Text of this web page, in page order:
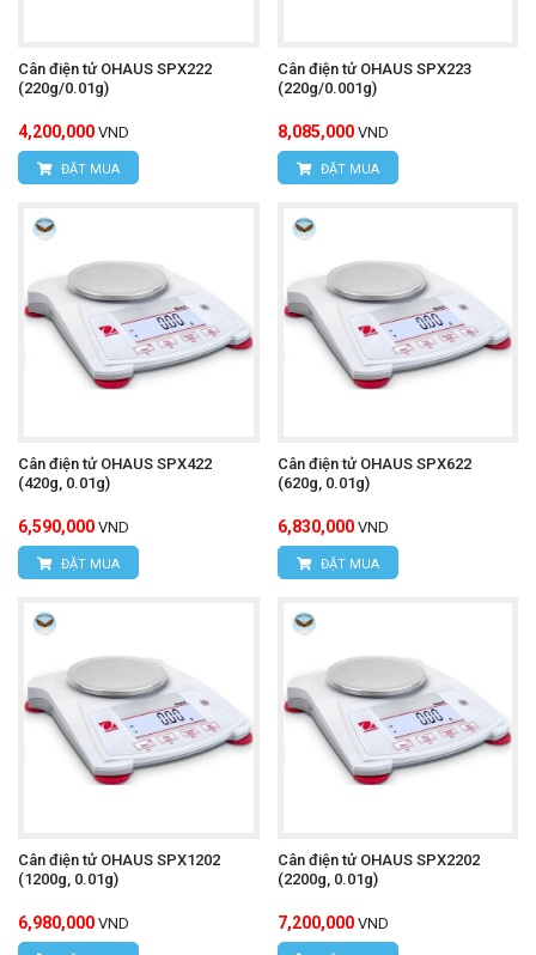
Cân điện tử OHAUS SPX222
(220g/0.01g)
4,200,000 VND
ĐẶT MUA
Cân điện tử OHAUS SPX223
(220g/0.001g)
8,085,000 VND
ĐẶT MUA
Cân điện tử OHAUS SPX422
(420g, 0.01g)
6,590,000 VND
ĐẶT MUA
Cân điện tử OHAUS SPX622
(620g, 0.01g)
6,830,000 VND
ĐẶT MUA
Cân điện tử OHAUS SPX1202
(1200g, 0.01g)
6,980,000 VND
Cân điện tử OHAUS SPX2202
(2200g, 0.01g)
7,200,000 VND